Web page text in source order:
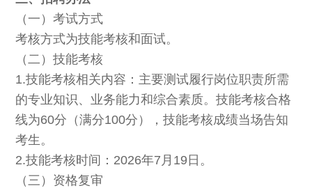
（一）考试方式
考核方式为技能考核和面试。
（二）技能考核
1.技能考核相关内容：主要测试履行岗位职责所需
的专业知识、业务能力和综合素质。技能考核合格
线为60分（满分100分），技能考核成绩当场告知
考生。
2.技能考核时间：2026年7月19日。
（三）资格复审